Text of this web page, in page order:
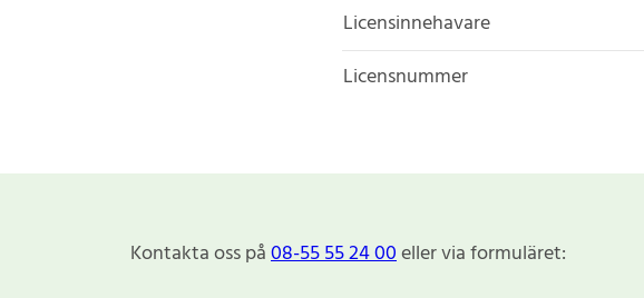
Licensinnehavare
Licensnummer
Kontakta oss på08-55 55 24 00eller via formuläret: